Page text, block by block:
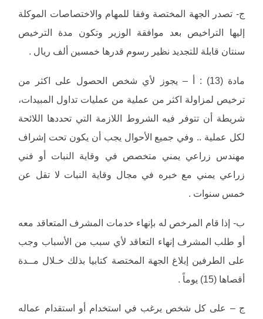
‌ج- تصدر الجهة المختصة وفقا للمهام والاختصاصات الموكلة
إليها التراخيص بعد موافقة الوزير وتكون مدة الترخيص
سنتان قابلة للتجديد نظير رسوم قدرها خمسين ألف ريال .
مادة (13) : أ – يجوز لأي شخص الحصول على اكثر من
ترخيص لمزاولة اكثر من عملية من عمليات تداول المبيدات،
شريطة أن تتوفر فيه الشروط اللازمة التي تحددها اللائحة
لكل عملية .. وفي جميع الأحوال يجب أن يكون تحت إشراف
مهندس زراعي يمني متخصص في وقاية النبات أو فني
زراعي يمني مع خبره في مجال وقاية النبات لا تقل عن
خمس سنوات .
ب- إذا قام المرخص له بإنهاء خدمات المشرف المتعاقد معه
أو طلب المشرف إنهاء التعاقد لأي سبب من الأسباب وجب
على الطرفين إبلاغ الجهة المختصة كتابيا بذلك خـلال مــدة
أقصاها (15) يوماً .
ج – على كل شخص يرغب في استخدام أو استقدام عماله